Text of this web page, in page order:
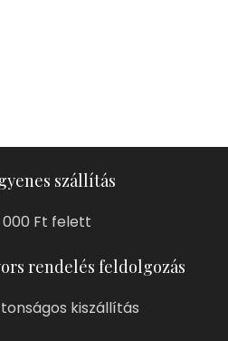
szállítás
000 Ft felett
rendelés feldolgozás
kiszállítás